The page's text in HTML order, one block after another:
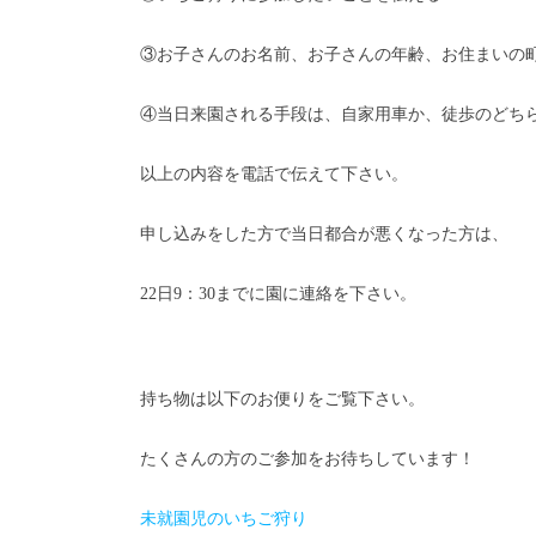
③お子さんのお名前、お子さんの年齢、お住まいの
④当日来園される手段は、自家用車か、徒歩のどち
以上の内容を電話で伝えて下さい。
申し込みをした方で当日都合が悪くなった方は、
22日9：30までに園に連絡を下さい。
持ち物は以下のお便りをご覧下さい。
たくさんの方のご参加をお待ちしています！
未就園児のいちご狩り